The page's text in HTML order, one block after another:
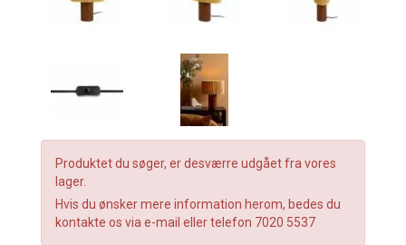
Produktet du søger, er desværre udgået fra vores
lager.
Hvis du ønsker mere information herom, bedes du
kontakte os via e-mail eller telefon 7020 5537